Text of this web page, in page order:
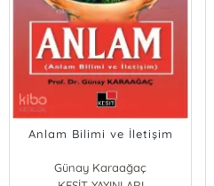
Anlam Bilimi ve İletişim
Günay Karaağaç